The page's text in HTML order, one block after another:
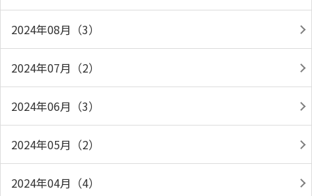
2024年08月（3）
2024年07月（2）
2024年06月（3）
2024年05月（2）
2024年04月（4）